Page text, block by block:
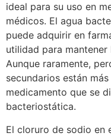
ideal para su uso en
médicos. El agua
puede adquirir en
utilidad para
Aunque raramente,
secundarios están
medicamento que se
bacteriostática.
El cloruro de sodio en